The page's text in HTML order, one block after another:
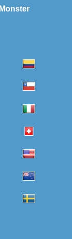
Monster